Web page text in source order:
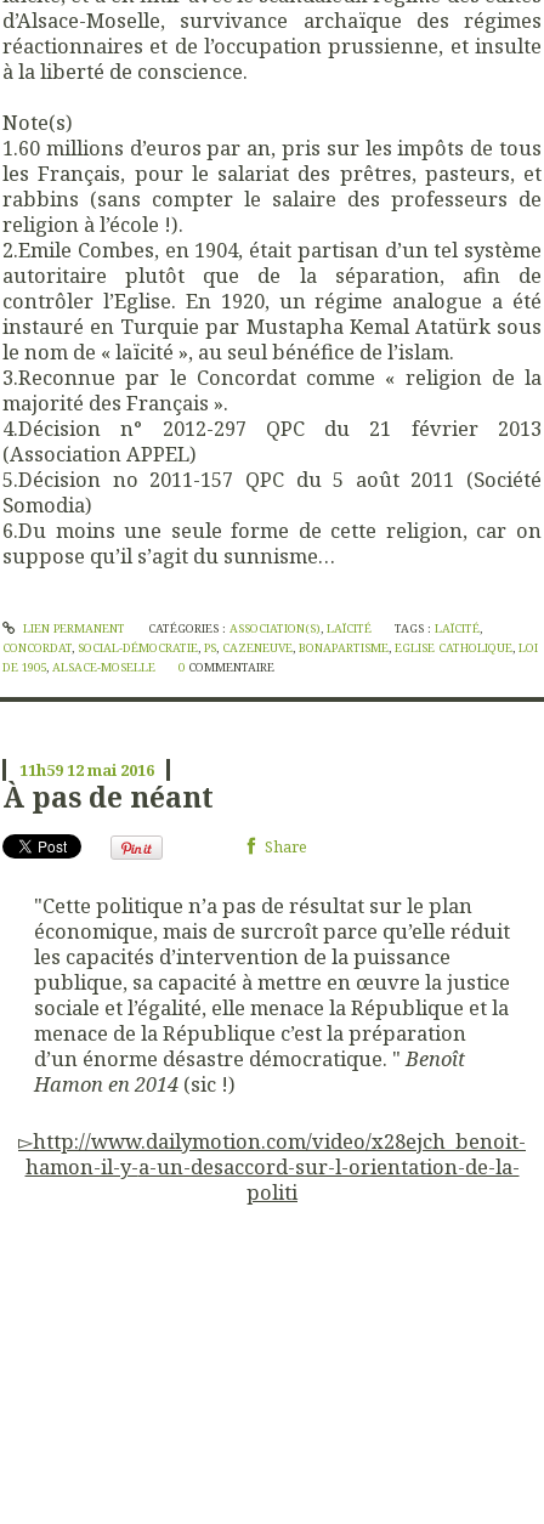
d’Alsace-Moselle, survivance archaïque des régimes
réactionnaires et de l’occupation prussienne, et insulte
à la liberté de conscience.
Note(s)
1.60 millions d’euros par an, pris sur les impôts de tous
les Français, pour le salariat des prêtres, pasteurs, et
rabbins (sans compter le salaire des professeurs de
religion à l’école !).
2.Emile Combes, en 1904, était partisan d’un tel système
autoritaire plutôt que de la séparation, afin de
contrôler l’Eglise. En 1920, un régime analogue a été
instauré en Turquie par Mustapha Kemal Atatürk sous
le nom de « laïcité », au seul bénéfice de l’islam.
3.Reconnue par le Concordat comme « religion de la
majorité des Français ».
4.Décision n° 2012-297 QPC du 21 février 2013
(Association APPEL)
5.Décision no 2011-157 QPC du 5 août 2011 (Société
Somodia)
6.Du moins une seule forme de cette religion, car on
suppose qu’il s’agit du sunnisme…
LIEN PERMANENT CATÉGORIES : ASSOCIATION(S), LAÏCITÉ TAGS : LAÏCITÉ,
CONCORDAT, SOCIAL-DÉMOCRATIE, PS, CAZENEUVE, BONAPARTISME, EGLISE CATHOLIQUE, LOI
DE 1905, ALSACE-MOSELLE 0 COMMENTAIRE
11h5912mai 2016
À pas de néant
Share
"Cette politique n’a pas de résultat sur le plan
économique, mais de surcroît parce qu’elle réduit
les capacités d’intervention de la puissance
publique, sa capacité à mettre en œuvre la justice
sociale et l’égalité, elle menace la République et la
menace de la République c’est la préparation
d’un énorme désastre démocratique. "Benoît
Hamon en 2014(sic !)
▻http://www.dailymotion.com/video/x28ejch_benoit-
hamon-il-y-a-un-desaccord-sur-l-orientation-de-la-
politi